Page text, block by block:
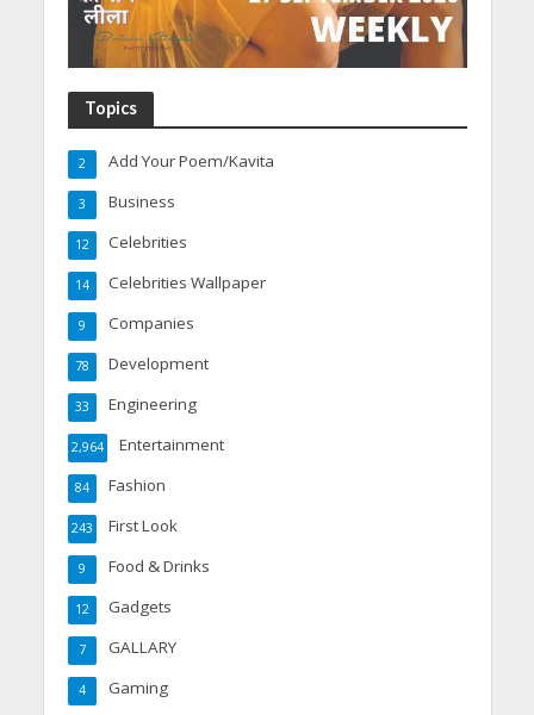
Topics
Add Your Poem/Kavita
2
Business
3
Celebrities
12
Celebrities Wallpaper
14
Companies
9
Development
78
Engineering
33
Entertainment
2,964
Fashion
84
First Look
243
Food & Drinks
9
Gadgets
12
GALLARY
7
Gaming
4